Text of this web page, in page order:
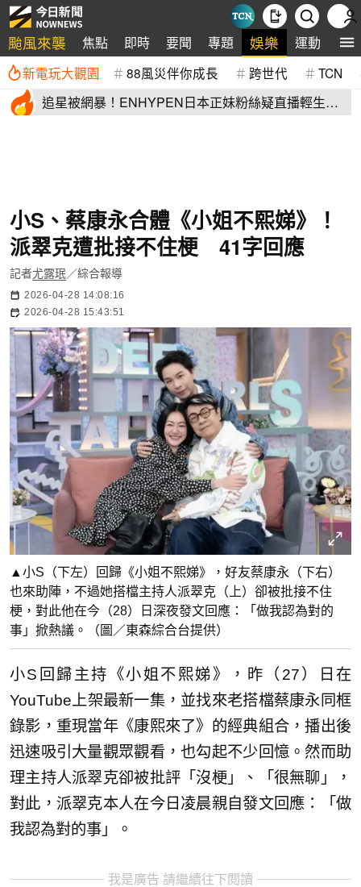
颱風來襲 焦點 即時 要聞 專題 娛樂 運動 全
新電玩大觀園 88風災伴你成長 跨世代 TCN
追星被網暴！ENHYPEN日本正妹粉絲疑直播輕生
小S、蔡康永合體《小姐不熙娣》！
派翠克遭批接不住梗 41字回應
記者尤露珉／綜合報導
2026-04-28 14:08:16
2026-04-28 15:43:51
▲小S（下左）回歸《小姐不熙娣》，好友蔡康永（下右）
也來助陣，不過她搭檔主持人派翠克（上）卻被批接不住
梗，對此他在今（28）日深夜發文回應：「做我認為對的
事」掀熱議。（圖／東森綜合台提供）
小S回歸主持《小姐不熙娣》，昨（27）日在
YouTube上架最新一集，並找來老搭檔蔡康永同框
錄影，重現當年《康熙來了》的經典組合，播出後
迅速吸引大量觀眾觀看，也勾起不少回憶。然而助
理主持人派翠克卻被批評「沒梗」、「很無聊」，
對此，派翠克本人在今日凌晨親自發文回應：「做
我認為對的事」。
我是廣告 請繼續往下閱讀